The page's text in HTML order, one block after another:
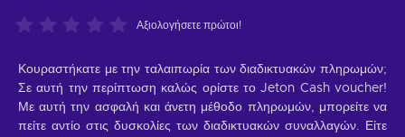
Αξιολογήσετε πρώτοι!
Κουραστήκατε με την ταλαιπωρία των διαδικτυακών πληρωμών;
Σε αυτή την περίπτωση καλώς ορίστε το Jeton Cash voucher!
Με αυτή την ασφαλή και άνετη μέθοδο πληρωμών, μπορείτε να
πείτε αντίο στις δυσκολίες των διαδικτυακών συναλλαγών. Είτε